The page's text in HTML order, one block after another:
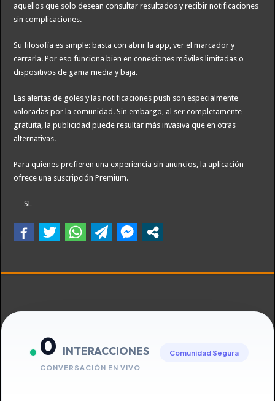
aquellos que solo desean consultar resultados y recibir notificaciones
sin complicaciones.
Su filosofía es simple: basta con abrir la app, ver el marcador y
cerrarla. Por eso funciona bien en conexiones móviles limitadas o
dispositivos de gama media y baja.
Las alertas de goles y las notificaciones push son especialmente
valoradas por la comunidad. Sin embargo, al ser completamente
gratuita, la publicidad puede resultar más invasiva que en otras
alternativas.
Para quienes prefieren una experiencia sin anuncios, la aplicación
ofrece una suscripción Premium.
— SL
0 INTERACCIONES
CONVERSACIÓN EN VIVO
Comunidad Segura